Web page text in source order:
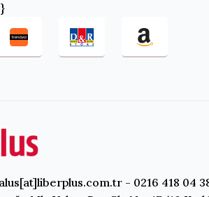
- 0216 418 04